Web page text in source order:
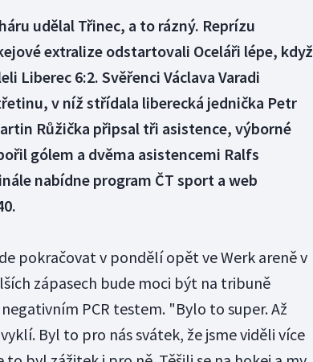
udělal Třinec, a to rázný. Reprízu
extralize odstartovali Oceláři lépe, když
Liberec 6:2. Svěřenci Václava Varadi
v níž střídala liberecká jednička Petr
Růžička připsal tři asistence, výborné
gólem a dvěma asistencemi Ralfs
nabídne program ČT sport a web
pokračovat v pondělí opět ve Werk areně v
zápasech bude moci být na tribuně
PCR testem. "Bylo to super. Až
Byl to pro nás svátek, že jsme viděli více